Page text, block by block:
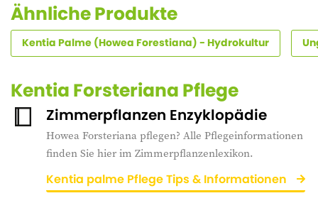
Ähnliche Produkte
Kentia Palme (Howea Forestiana) - Hydrokultur
Kentia Forsteriana Pflege
Zimmerpflanzen Enzyklopädie
Howea Forsteriana pflegen? Alle Pflegeinformationen
finden Sie hier im Zimmerpflanzenlexikon.
Kentia palme Pflege Tips & Informationen